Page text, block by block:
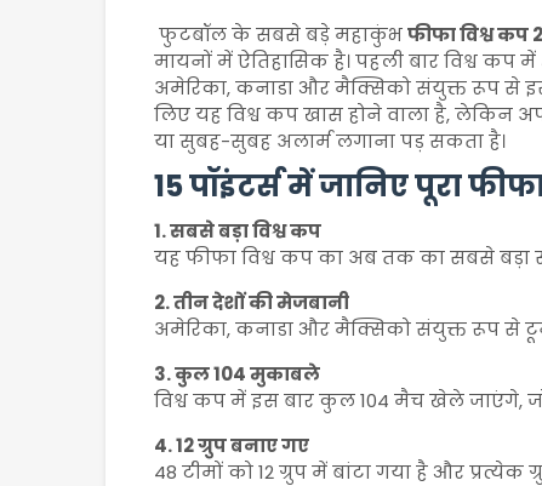
फुटबॉल के सबसे बड़े महाकुंभफीफा विश्व कप
मायनों में ऐतिहासिक है। पहली बार विश्व
अमेरिका, कनाडा और मैक्सिको संयुक्त रूप से
लिए यह विश्व कप खास होने वाला है, लेकिन
या सुबह-सुबह अलार्म लगाना पड़ सकता है।
15 पॉइंटर्स में जानिए पूरा
1. सबसे बड़ा विश्व कप
यह फीफा विश्व कप का अब तक का सबसे बड़ा
2. तीन देशों की मेजबानी
अमेरिका, कनाडा और मैक्सिको संयुक्त रूप से
3. कुल 104 मुकाबले
विश्व कप में इस बार कुल 104 मैच खेले जाएंगे,
4. 12 ग्रुप बनाए गए
48 टीमों को 12 ग्रुप में बांटा गया है और प्रत्येक